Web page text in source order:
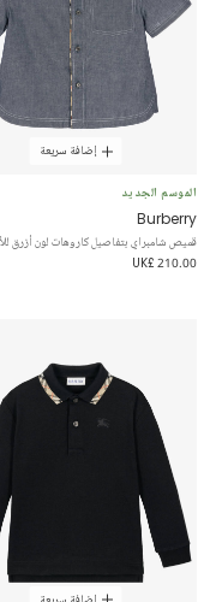
إضافة سريعة
الموسم الجديد
Burberry
قميص شامبراي بتفاصيل كاروهات لون أزرق
UK£ 210.00